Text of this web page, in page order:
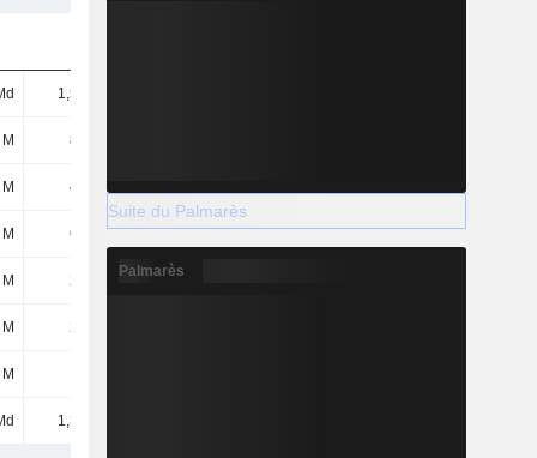
1,54 Md
828 M
482 M
600 M 313 M 412 M
251 M 275 M
210 M
1,31 Md
Suite du Palmarès
Palmarès